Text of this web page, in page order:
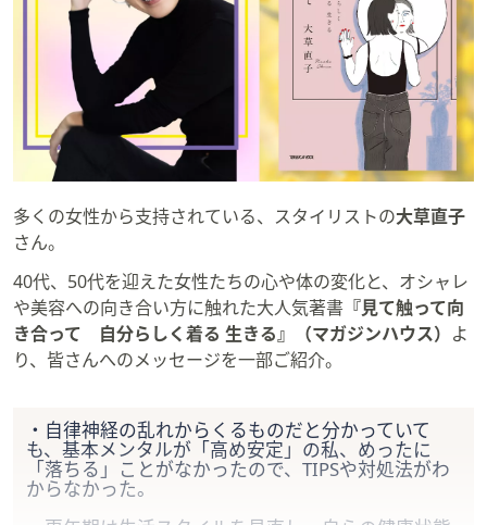
多くの女性から支持されている、スタイリストの大草直子
さん。
40代、50代を迎えた女性たちの心や体の変化と、オシャレ
や美容への向き合い方に触れた大人気著書 『見て触って向
き合って 自分らしく着る 生きる』（マガジンハウス） よ
り、皆さんへのメッセージを一部ご紹介。
・自律神経の乱れからくるものだと分かっていて
も、基本メンタルが「高め安定」の私、めったに
「落ちる」ことがなかったので、TIPSや対処法がわ
からなかった。